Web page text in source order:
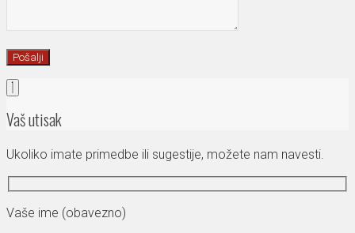
Vaš utisak
Ukoliko imate primedbe ili sugestije, možete nam navesti.
Vaše ime (obavezno)